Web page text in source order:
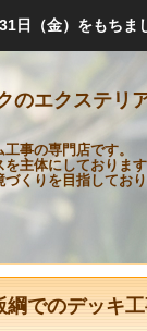
日（金）をもちま
のエクステリ
事の専門店です。
主体にしておりま
くりを目指してお
綱でのデッキ